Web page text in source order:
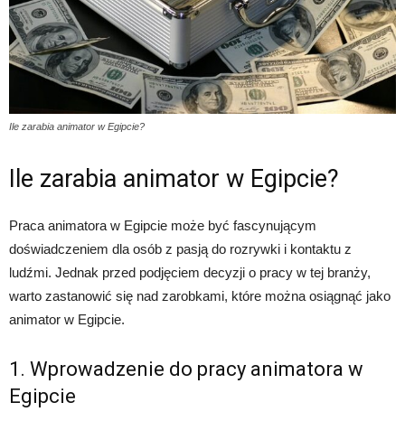
Ile zarabia animator w Egipcie?
Ile zarabia animator w Egipcie?
Praca animatora w Egipcie może być fascynującym
doświadczeniem dla osób z pasją do rozrywki i kontaktu z
ludźmi. Jednak przed podjęciem decyzji o pracy w tej branży,
warto zastanowić się nad zarobkami, które można osiągnąć jako
animator w Egipcie.
1. Wprowadzenie do pracy animatora w
Egipcie